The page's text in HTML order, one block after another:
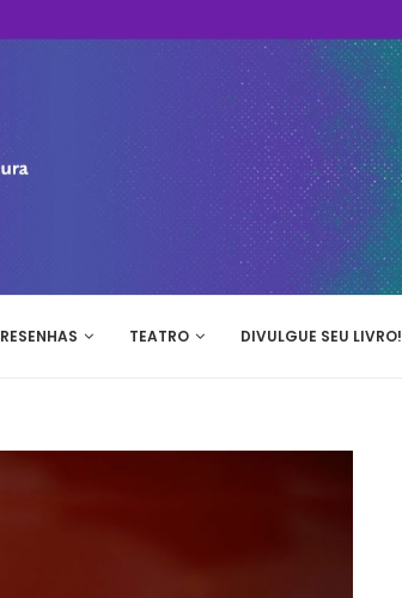
RESENHAS TEATRO DIVULGUE SEU LIVRO!